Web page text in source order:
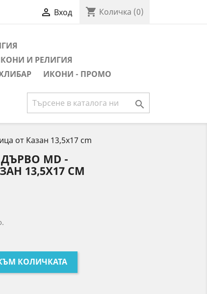
 Вход shopping_cart Количка (0)
И РЕЛИГИЯ
ИКОНИ - ПРОМО

от Казан 13,5x17 cm
MD -
13,5X17 CM
КОЛИЧКАТА